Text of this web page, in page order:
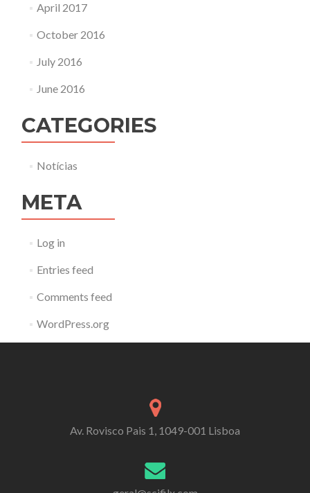
April 2017
October 2016
July 2016
June 2016
CATEGORIES
Notícias
META
Log in
Entries feed
Comments feed
WordPress.org
Av. Rovisco Pais 1, 1049-001 Lisboa